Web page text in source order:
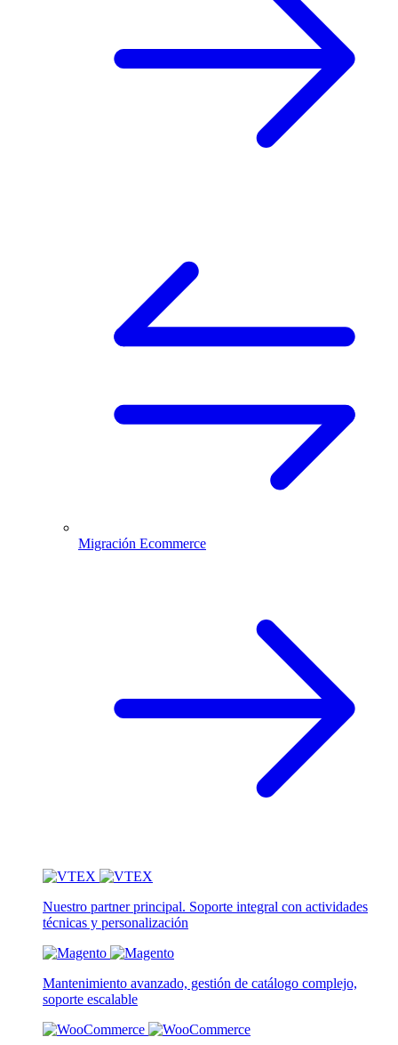
Migración Ecommerce
Nuestro partner principal. Soporte integral con actividades
técnicas y personalización
Mantenimiento avanzado, gestión de catálogo complejo,
soporte escalable